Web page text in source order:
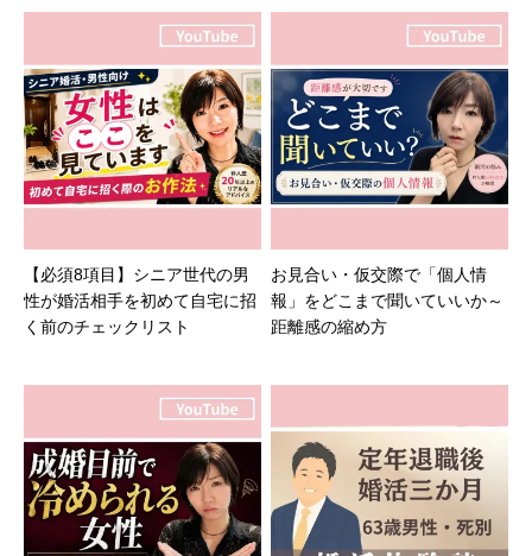
【必須8項目】シニア世代の男
性が婚活相手を初めて自宅に招
く前のチェックリスト
お見合い・仮交際で「個人情
報」をどこまで聞いていいか～
距離感の縮め方